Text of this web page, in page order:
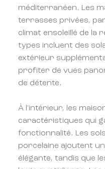
méditerranéen. Les
terrasses privées,
climat ensoleillé de la
types incluent des
extérieur
profiter de vues
de détente.
À l'intérieur, les
caractéristiques qui
fonctionnalité. Les
porcelaine ajoutent
élégante, tandis que